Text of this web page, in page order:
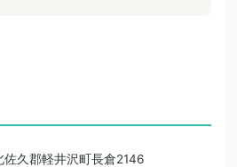
佐久郡軽井沢町長倉2146